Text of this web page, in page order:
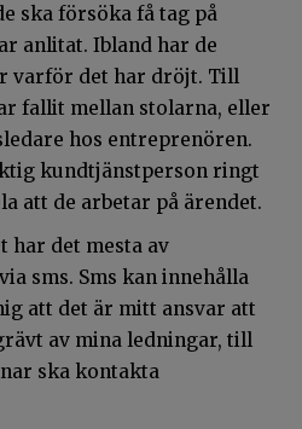
ska försöka få tag på
anlitat. Ibland har de
varför det har dröjt. Till
fallit mellan stolarna, eller
hos entreprenören.
kundtjänstperson ringt
att de arbetar på ärendet.
har det mesta av
sms. Sms kan innehålla
att det är mitt ansvar att
av mina ledningar, till
ska kontakta